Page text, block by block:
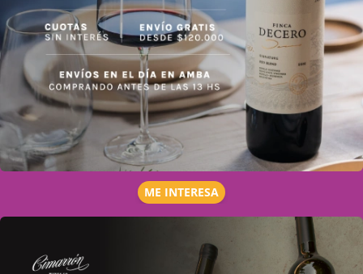
ME INTERESA